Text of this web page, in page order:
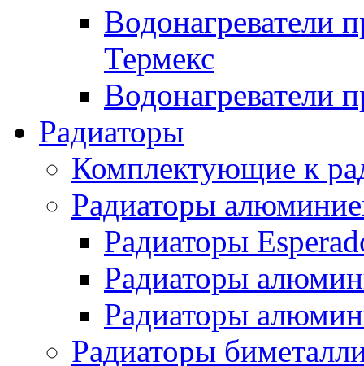
Водонагреватели
Термекс
Водонагреватели
Радиаторы
Комплектующие к
Радиаторы
Радиаторы
Радиаторы
Радиаторы
Радиаторы